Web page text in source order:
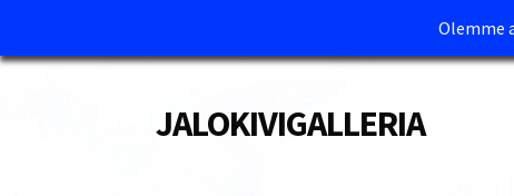
Olemme
Siirry
navigointiin
Siirry
sisältöön
JALOKIVIGALLERIA